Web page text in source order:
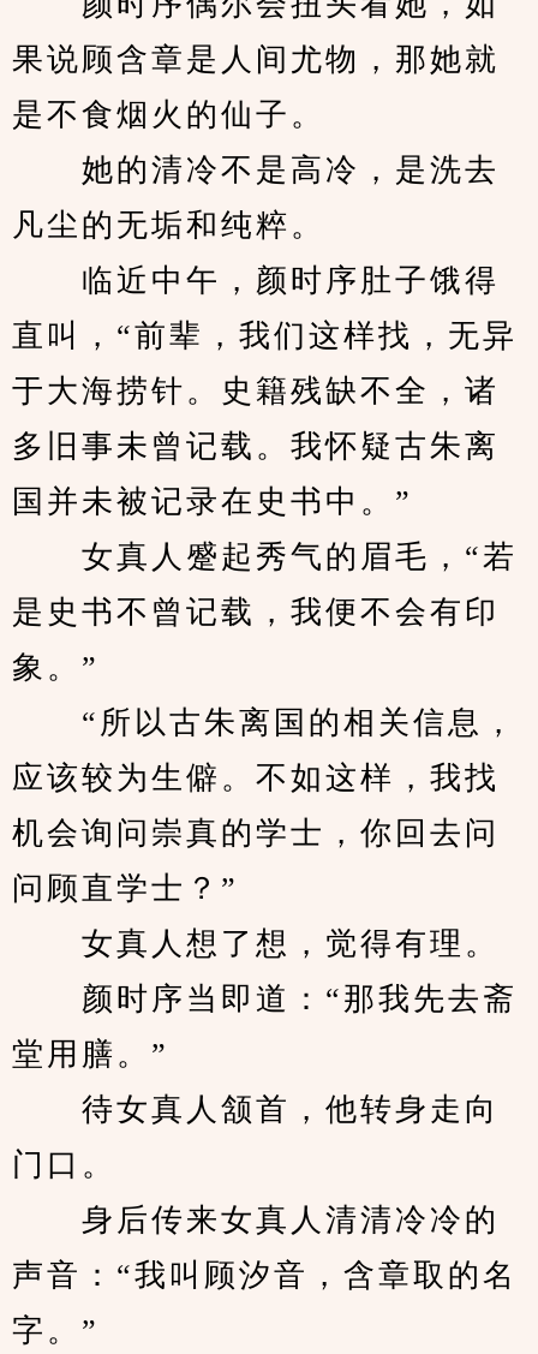
果说顾含章是人间尤物，那她就
是不食烟火的仙子。
她的清冷不是高冷，是洗去
凡尘的无垢和纯粹。
临近中午，颜时序肚子饿得
直叫，“前辈，我们这样找，无异
于大海捞针。史籍残缺不全，诸
多旧事未曾记载。我怀疑古朱离
国并未被记录在史书中。”
女真人蹙起秀气的眉毛，“若
是史书不曾记载，我便不会有印
象。”
“所以古朱离国的相关信息，
应该较为生僻。不如这样，我找
机会询问崇真的学士，你回去问
问顾直学士？”
女真人想了想，觉得有理。
颜时序当即道：“那我先去斋
堂用膳。”
待女真人颔首，他转身走向
门口。
身后传来女真人清清冷冷的
声音：“我叫顾汐音，含章取的名
字。”